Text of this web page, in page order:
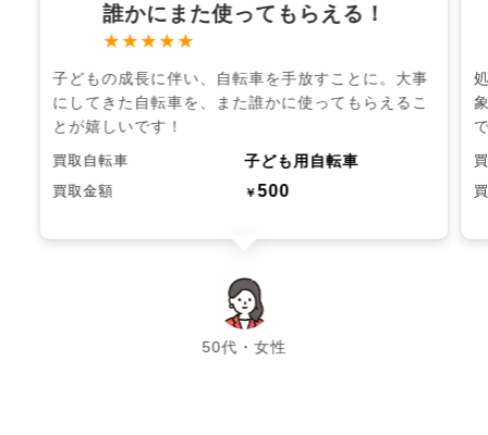
誰かにまた使ってもらえる！
★★★★★
子どもの成長に伴い、自転車を手放すことに。大事
にしてきた自転車を、また誰かに使ってもらえるこ
とが嬉しいです！
買取自転車 子ども用自転車
買取金額 ￥500
50代・女性
chevron_left chevron_right